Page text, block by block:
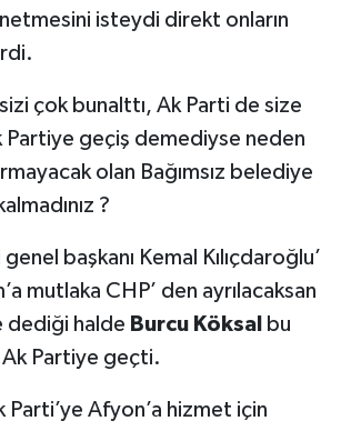
isteydi direkt onların
çok bunalttı, Ak Parti de size
Partiye geçiş demediyse neden
olan Bağımsız belediye
?
başkanı Kemal Kılıçdaroğlu’
mutlaka CHP’ den ayrılacaksan
dediği halde Burcu Köksal bu
Partiye geçti.
Parti’ye Afyon’a hizmet için